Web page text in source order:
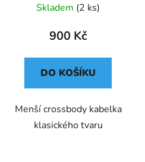
Skladem (2 ks)
900 Kč
DO KOŠÍKU
Menší crossbody kabelka
klasického tvaru